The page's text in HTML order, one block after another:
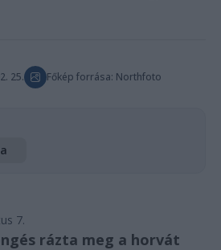
25. Főkép forrása: Northfoto
7.
rázta meg a horvát